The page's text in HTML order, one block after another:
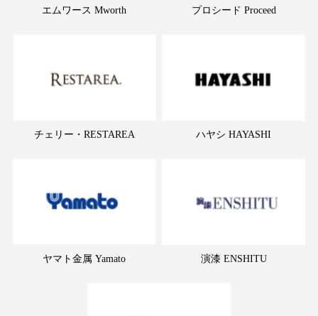
エムワース Mworth プロシード Proceed
チェリー・RESTAREA ハヤシ HAYASHI
ヤマト金属 Yamato 演漆 ENSHITU